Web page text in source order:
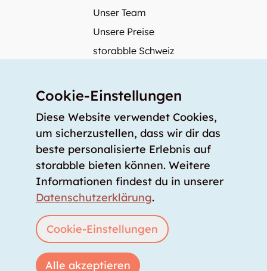
Unser Team
Unsere Preise
storabble Schweiz
Mehr über storabble
Medienbeiträge
Wie gross muss ein Lagerraum sein?
Was kostet ein Lagerraum?
Für Lageranbieter
Anmelden Lagerraum inserieren
Cookie-Einstellungen
Diese Website verwendet Cookies,
um sicherzustellen, dass wir dir das
beste personalisierte Erlebnis auf
storabble bieten können. Weitere
Informationen findest du in unserer
Datenschutzerklärung.
Cookie-Einstellungen
Alle akzeptieren